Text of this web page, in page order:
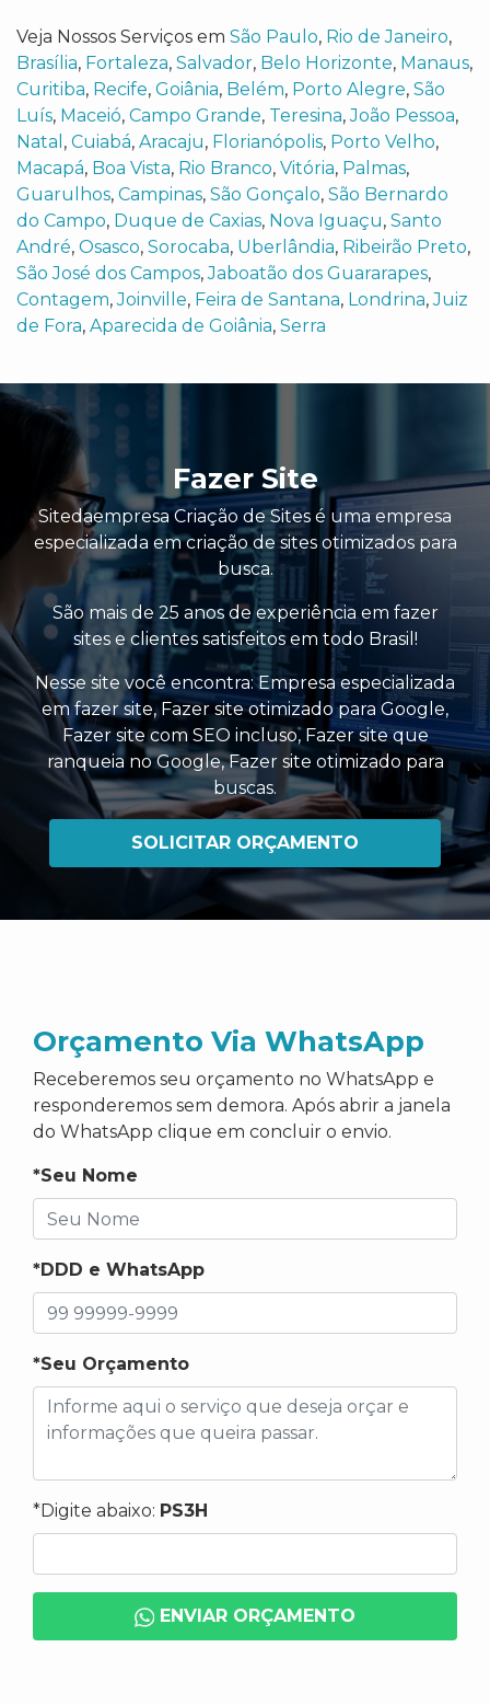
Veja Nossos Serviços em São Paulo, Rio de Janeiro,
Brasília, Fortaleza, Salvador, Belo Horizonte, Manaus,
Curitiba, Recife, Goiânia, Belém, Porto Alegre, São
Luís, Maceió, Campo Grande, Teresina,João Pessoa,
Natal , Cuiabá, Aracaju, Florianópolis, Porto Velho,
Macapá, Boa Vista, Rio Branco, Vitória, Palmas,
Guarulhos, Campinas, São Gonçalo, São Bernardo
do Campo, Duque de Caxias, Nova Iguaçu, Santo
André, Osasco, Sorocaba, Uberlândia, Ribeirão Preto,
São José dos Campos,Jaboatão dos Guararapes,
Contagem,Joinville, Feira de Santana, Londrina,Juiz
de Fora, Aparecida de Goiânia, Serra
Fazer Site
Sitedaempresa Criação de Sites é uma empresa
especializada em criação de sites otimizados para
busca.
São mais de 25 anos de experiência em fazer
sites e clientes satisfeitos em todo Brasil!
Nesse site você encontra:Empresa especializada
em fazer site,Fazer site otimizado para Google,
Fazer site com SEO incluso, Fazer site que
ranqueia no Google,Fazer site otimizado para
buscas.
SOLICITAR ORÇAMENTO
Orçamento Via WhatsApp
Receberemos seu orçamento no WhatsApp e
responderemos sem demora. Após abrir a janela
do WhatsApp clique em concluir o envio.
*Seu Nome
*DDD e WhatsApp
*Seu Orçamento
*Digite abaixo: PS3H
ENVIAR ORÇAMENTO